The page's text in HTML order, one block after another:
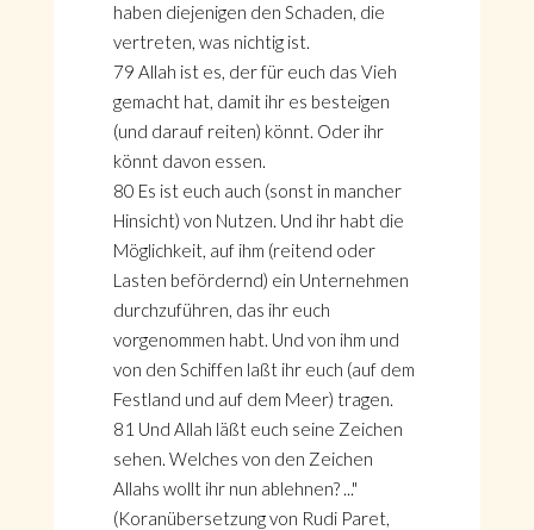
haben diejenigen den Schaden, die
vertreten, was nichtig ist.
79 Allah ist es, der für euch das Vieh
gemacht hat, damit ihr es besteigen
(und darauf reiten) könnt. Oder ihr
könnt davon essen.
80 Es ist euch auch (sonst in mancher
Hinsicht) von Nutzen. Und ihr habt die
Möglichkeit, auf ihm (reitend oder
Lasten befördernd) ein Unternehmen
durchzuführen, das ihr euch
vorgenommen habt. Und von ihm und
von den Schiffen laßt ihr euch (auf dem
Festland und auf dem Meer) tragen.
81 Und Allah läßt euch seine Zeichen
sehen. Welches von den Zeichen
Allahs wollt ihr nun ablehnen? ..."
(Koranübersetzung von Rudi Paret,